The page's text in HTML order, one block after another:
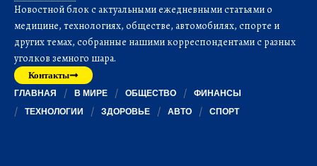
Новостной блок с актуальными ежедневными статьями о
медицине, технологиях, обществе, автомобилях, спорте и
других темах, собранные нашими корреспондентами с разных
уголков земного шара.
Контакты
ГЛАВНАЯ В МИРЕ ОБЩЕСТВО
ФИНАНСЫ
ТЕХНОЛОГИИ
ЗДОРОВЬЕ АВТО СПОРТ